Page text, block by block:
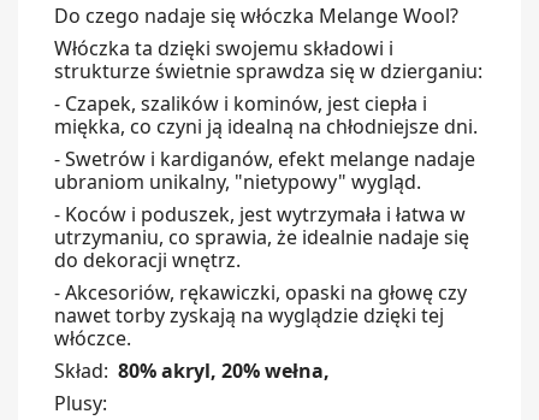
Do czego nadaje się włóczka Melange Wool?
Włóczka ta dzięki swojemu składowi i
strukturze świetnie sprawdza się w dzierganiu:
- Czapek, szalików i kominów, jest ciepła i
miękka, co czyni ją idealną na chłodniejsze dni.
- Swetrów i kardiganów, efekt melange nadaje
ubraniom unikalny, "nietypowy" wygląd.
- Koców i poduszek, jest wytrzymała i łatwa w
utrzymaniu, co sprawia, że idealnie nadaje się
do dekoracji wnętrz.
- Akcesoriów, rękawiczki, opaski na głowę czy
nawet torby zyskają na wyglądzie dzięki tej
włóczce.
Skład: 80% akryl, 20% wełna,
Plusy: